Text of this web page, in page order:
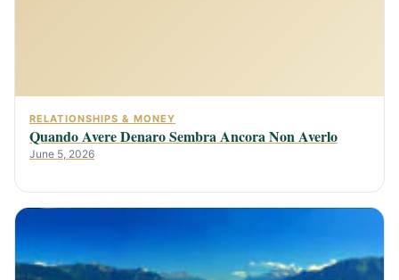
RELATIONSHIPS & MONEY
Quando Avere Denaro Sembra Ancora Non Averlo
June 5, 2026